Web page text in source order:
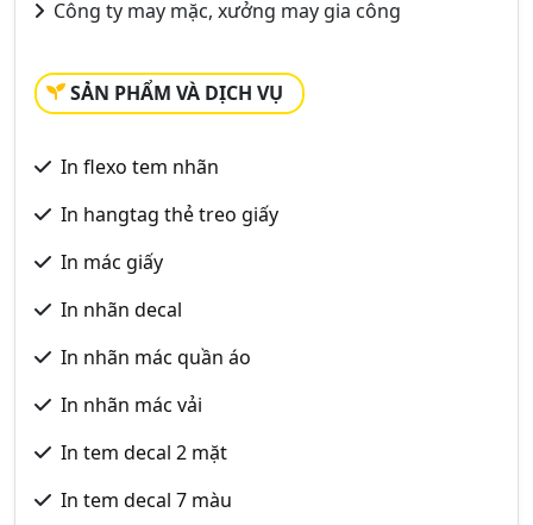
Công ty may mặc, xưởng may gia công
SẢN PHẨM VÀ DỊCH VỤ
In flexo tem nhãn
In hangtag thẻ treo giấy
In mác giấy
In nhãn decal
In nhãn mác quần áo
In nhãn mác vải
In tem decal 2 mặt
In tem decal 7 màu